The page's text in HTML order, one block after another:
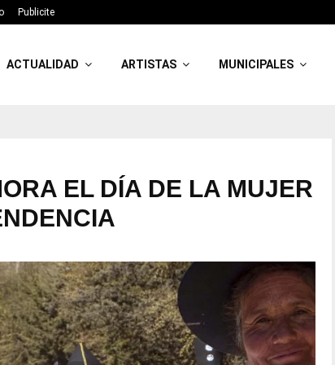
Publicite
ACTUALIDAD ARTISTAS MUNICIPALES
EL DÍA DE LA MUJER